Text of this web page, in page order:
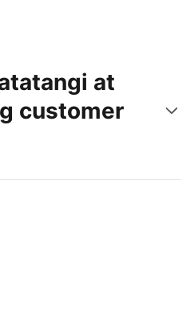
at
customer
guest ngayon